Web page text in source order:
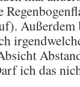
Außerdem
ich das